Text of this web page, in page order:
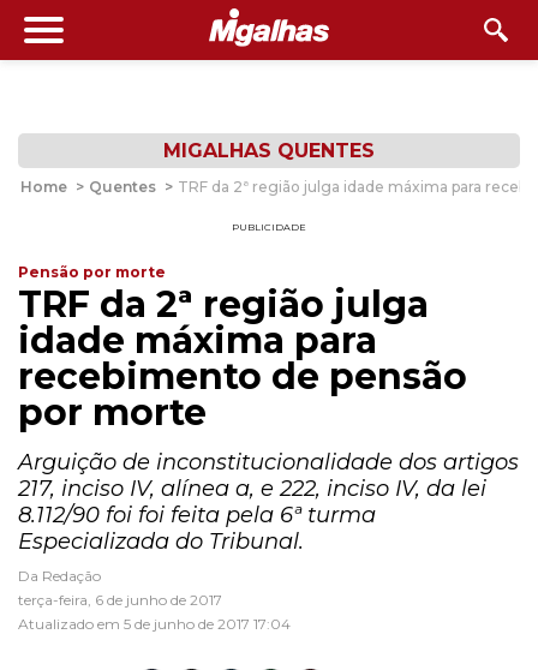
MIGALHAS QUENTES
Home > Quentes > TRF da 2ª região julga idade máxima para
PUBLICIDADE
Pensão por morte
TRF da 2ª região julga
idade máxima para
recebimento de pensão
por morte
Arguição de inconstitucionalidade dos artigos
217, inciso IV, alínea a, e 222, inciso IV, da lei
8.112/90 foi foi feita pela 6ª turma
Especializada do Tribunal.
Da Redação
terça-feira, 6 de junho de 2017
Atualizado em 5 de junho de 2017 17:04